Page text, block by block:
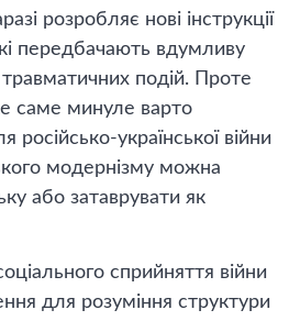
розробляє нові інструкції
передбачають вдумливу
подій. Проте
саме минуле варто
російсько-української війни
модернізму можна
або затаврувати як
сприйняття війни
для розуміння структури